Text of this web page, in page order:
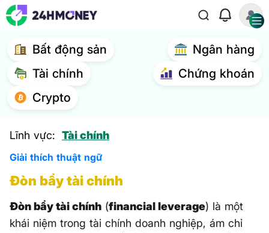
Bất động sản
Ngân hàng
Tài chính
Chứng khoán
Crypto
Lĩnh vực: Tài chính
Giải thích thuật ngữ
Đòn bẩy tài chính
Đòn bẩy tài chính (financial leverage) là một
khái niệm trong tài chính doanh nghiệp, ám chỉ